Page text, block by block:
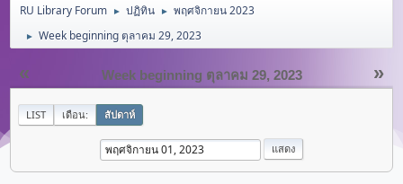
RU Library Forum ► ปฏิทิน ► พฤศจิกายน 2023
► Week beginning ตุลาคม 29, 2023
« »
Week beginning ตุลาคม 29, 2023
LIST เดือน: สัปดาห์